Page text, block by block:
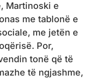
Martinoski e
me tablonë e
me jetën e
Por,
tonë që të
të ngjashme,